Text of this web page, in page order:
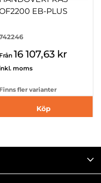
EB-PLUS
Från 16 107,63 kr
moms
Finns fler varianter
Köp